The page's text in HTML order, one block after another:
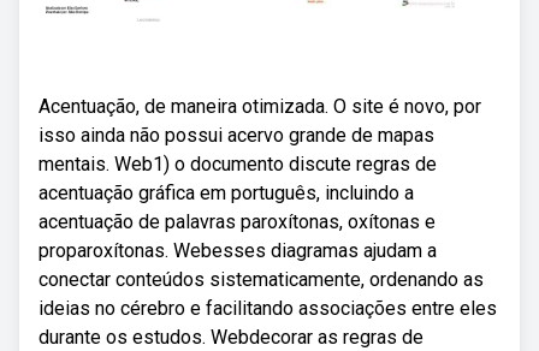
Acentuação, de maneira otimizada. O site é novo, por
isso ainda não possui acervo grande de mapas
mentais. Web1) o documento discute regras de
acentuação gráfica em português, incluindo a
acentuação de palavras paroxítonas, oxítonas e
proparoxítonas. Webesses diagramas ajudam a
conectar conteúdos sistematicamente, ordenando as
ideias no cérebro e facilitando associações entre eles
durante os estudos. Webdecorar as regras de